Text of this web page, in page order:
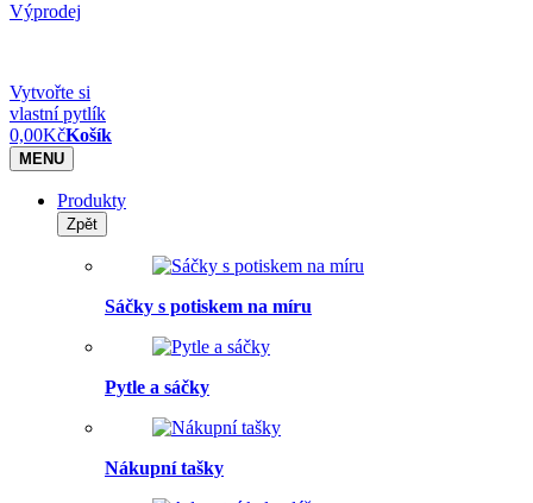
Výprodej
Vytvořte si
vlastní pytlík
0,00KčKošík
MENU
Produkty
Zpět
Sáčky s potiskem na míru
Pytle a sáčky
Nákupní tašky